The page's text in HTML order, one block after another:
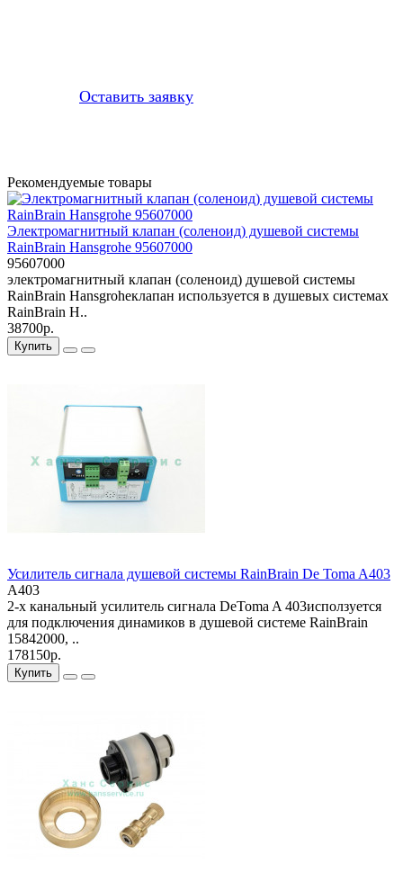
Оставить заявку
Рекомендуемые товары
Электромагнитный клапан (соленоид) душевой системы
RainBrain Hansgrohe 95607000
95607000
электромагнитный клапан (соленоид) душевой системы
RainBrain Hansgroheклапан используется в душевых системах
RainBrain H..
38700р.
Купить
Усилитель сигнала душевой системы RainBrain De Toma A403
A403
2-х канальный усилитель сигнала DeToma A 403исползуется
для подключения динамиков в душевой системе RainBrain
15842000, ..
178150р.
Купить